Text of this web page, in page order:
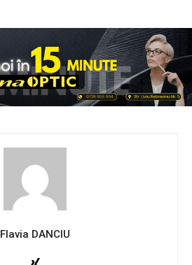
Flavia DANCIU